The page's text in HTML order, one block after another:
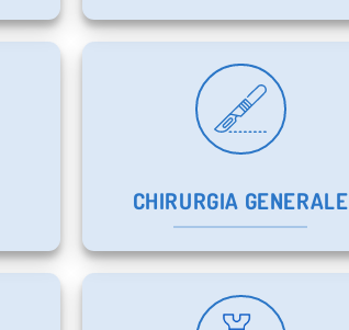
CHIRURGIA GENERALE